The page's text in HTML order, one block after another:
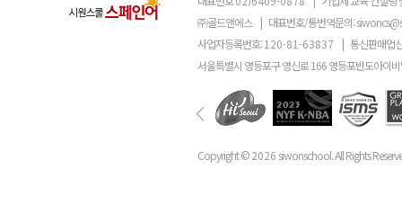
㈜골드앤에스 | 대표번호/통번역문의:
사업자등록번호:120-81-63837 | 통신판매업
서울특별시 영등포구 영신로 166 영등포반도아이
Copyright ©2026 siwonschool. All Rights